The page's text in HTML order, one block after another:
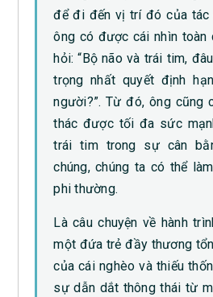
để đi đến vị trí đó của tác
ông có được cái nhìn toàn
hỏi: “Bộ não và trái tim,
trọng nhất quyết định
người?”. Từ đó, ông cũng
thác được tối đa sức
trái tim trong sự cân
chúng, chúng ta có thể
phi thường.
Là câu chuyện về hành
một đứa trẻ đầy thương
của cái nghèo và thiếu
sự dẫn dắt thông thái từ